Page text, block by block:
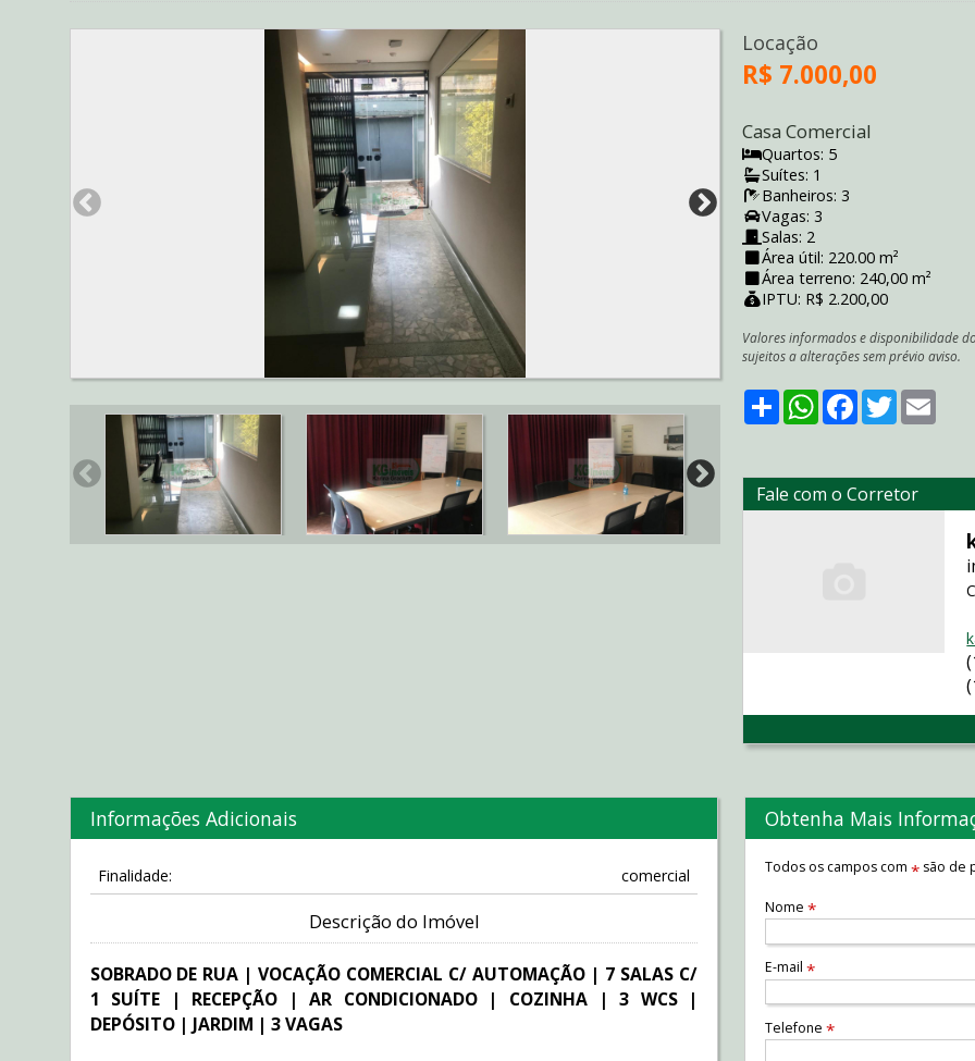
Locação
R$ 7.000,00
Casa Comercial
Quartos: 5
Suítes: 1
Banheiros: 3
Vagas: 3
Salas: 2
Área útil: 220.00 m²
Área terreno: 240,00 m²
IPTU: R$ 2.200,00
Valores informados e disponibilidade
sujeitos a alterações sem prévio aviso.
ShareWhatsApp
Facebook
Twitter
Fale com o Corretor
Informações Adicionais
Finalidade: comercial
Descrição do Imóvel
SOBRADO DE RUA | VOCAÇÃO COMERCIAL C/ AUTOMAÇÃO | 7 SALAS C/
1 SUÍTE | RECEPÇÃO | AR CONDICIONADO | COZINHA | 3 WCS |
DEPÓSITO | JARDIM | 3 VAGAS
Obtenha Mais
Todos os campos com *são de
Nome *
E-mail *
Telefone *